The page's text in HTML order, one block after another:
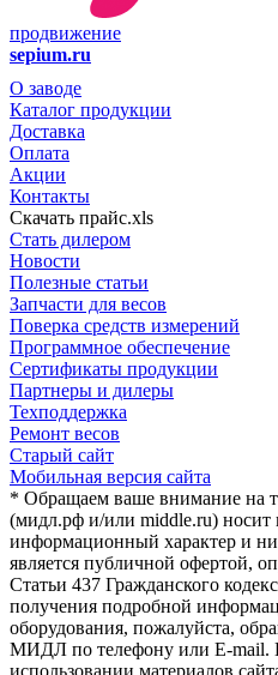
продвижение
sepium.ru
О заводе
Каталог продукции
Доставка
Оплата
Акции
Контакты
Скачать прайс.xls
Стать дилером
Новости
Полезные статьи
Запчасти для весов
Поверка средств измерений
Программное обеспечение
Сертификаты продукции
Партнеры и дилеры
Техподдержка
Ремонт весов
Старый сайт
Мобильная версия сайта
* Обращаем ваше внимание на
(мидл.рф и/или middle.ru) носит
информационный характер и
является публичной офертой,
Статьи 437 Гражданского
получения подробной
оборудования, пожалуйста,
МИДЛ по телефону или E-mail.
использовании материалов